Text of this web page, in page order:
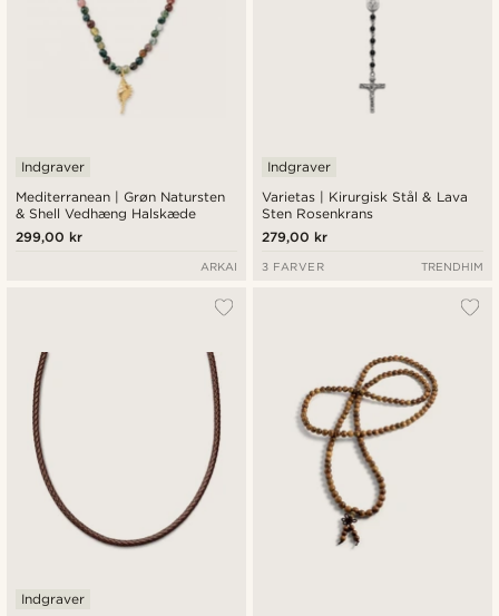
Mediterranean | Grøn Natursten
& Shell Vedhæng Halskæde
Indgraver
299,00 kr
ARKAI
Varietas | Kirurgisk Stål & Lava
Sten Rosenkrans
Indgraver
279,00 kr
3 FARVER TRENDHIM
Indgraver